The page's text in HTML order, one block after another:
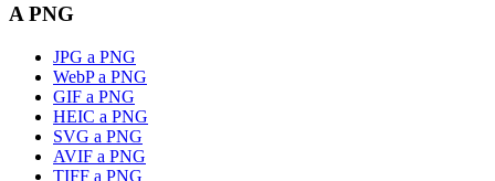
A PNG
JPG a PNG
WebP a PNG
GIF a PNG
HEIC a PNG
SVG a PNG
AVIF a PNG
TIFF a PNG